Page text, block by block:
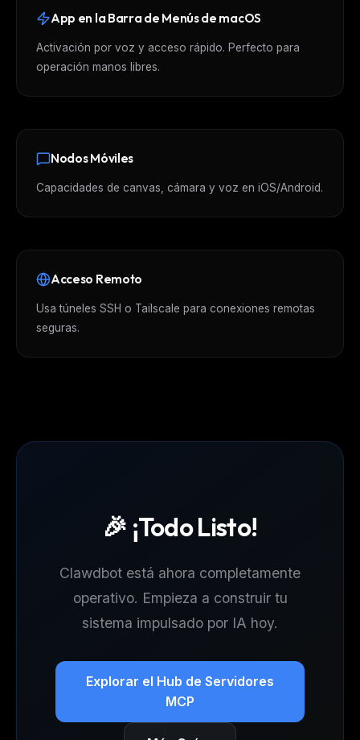
App en la Barra de Menús de macOS
Activación por voz y acceso rápido. Perfecto para
operación manos libres.
Nodos Móviles
Capacidades de canvas, cámara y voz en iOS/Android.
Acceso Remoto
Usa túneles SSH o Tailscale para conexiones remotas
seguras.
🎉 ¡Todo Listo!
Clawdbot está ahora completamente
operativo. Empieza a construir tu
sistema impulsado por IA hoy.
Explorar el Hub de Servidores
MCP